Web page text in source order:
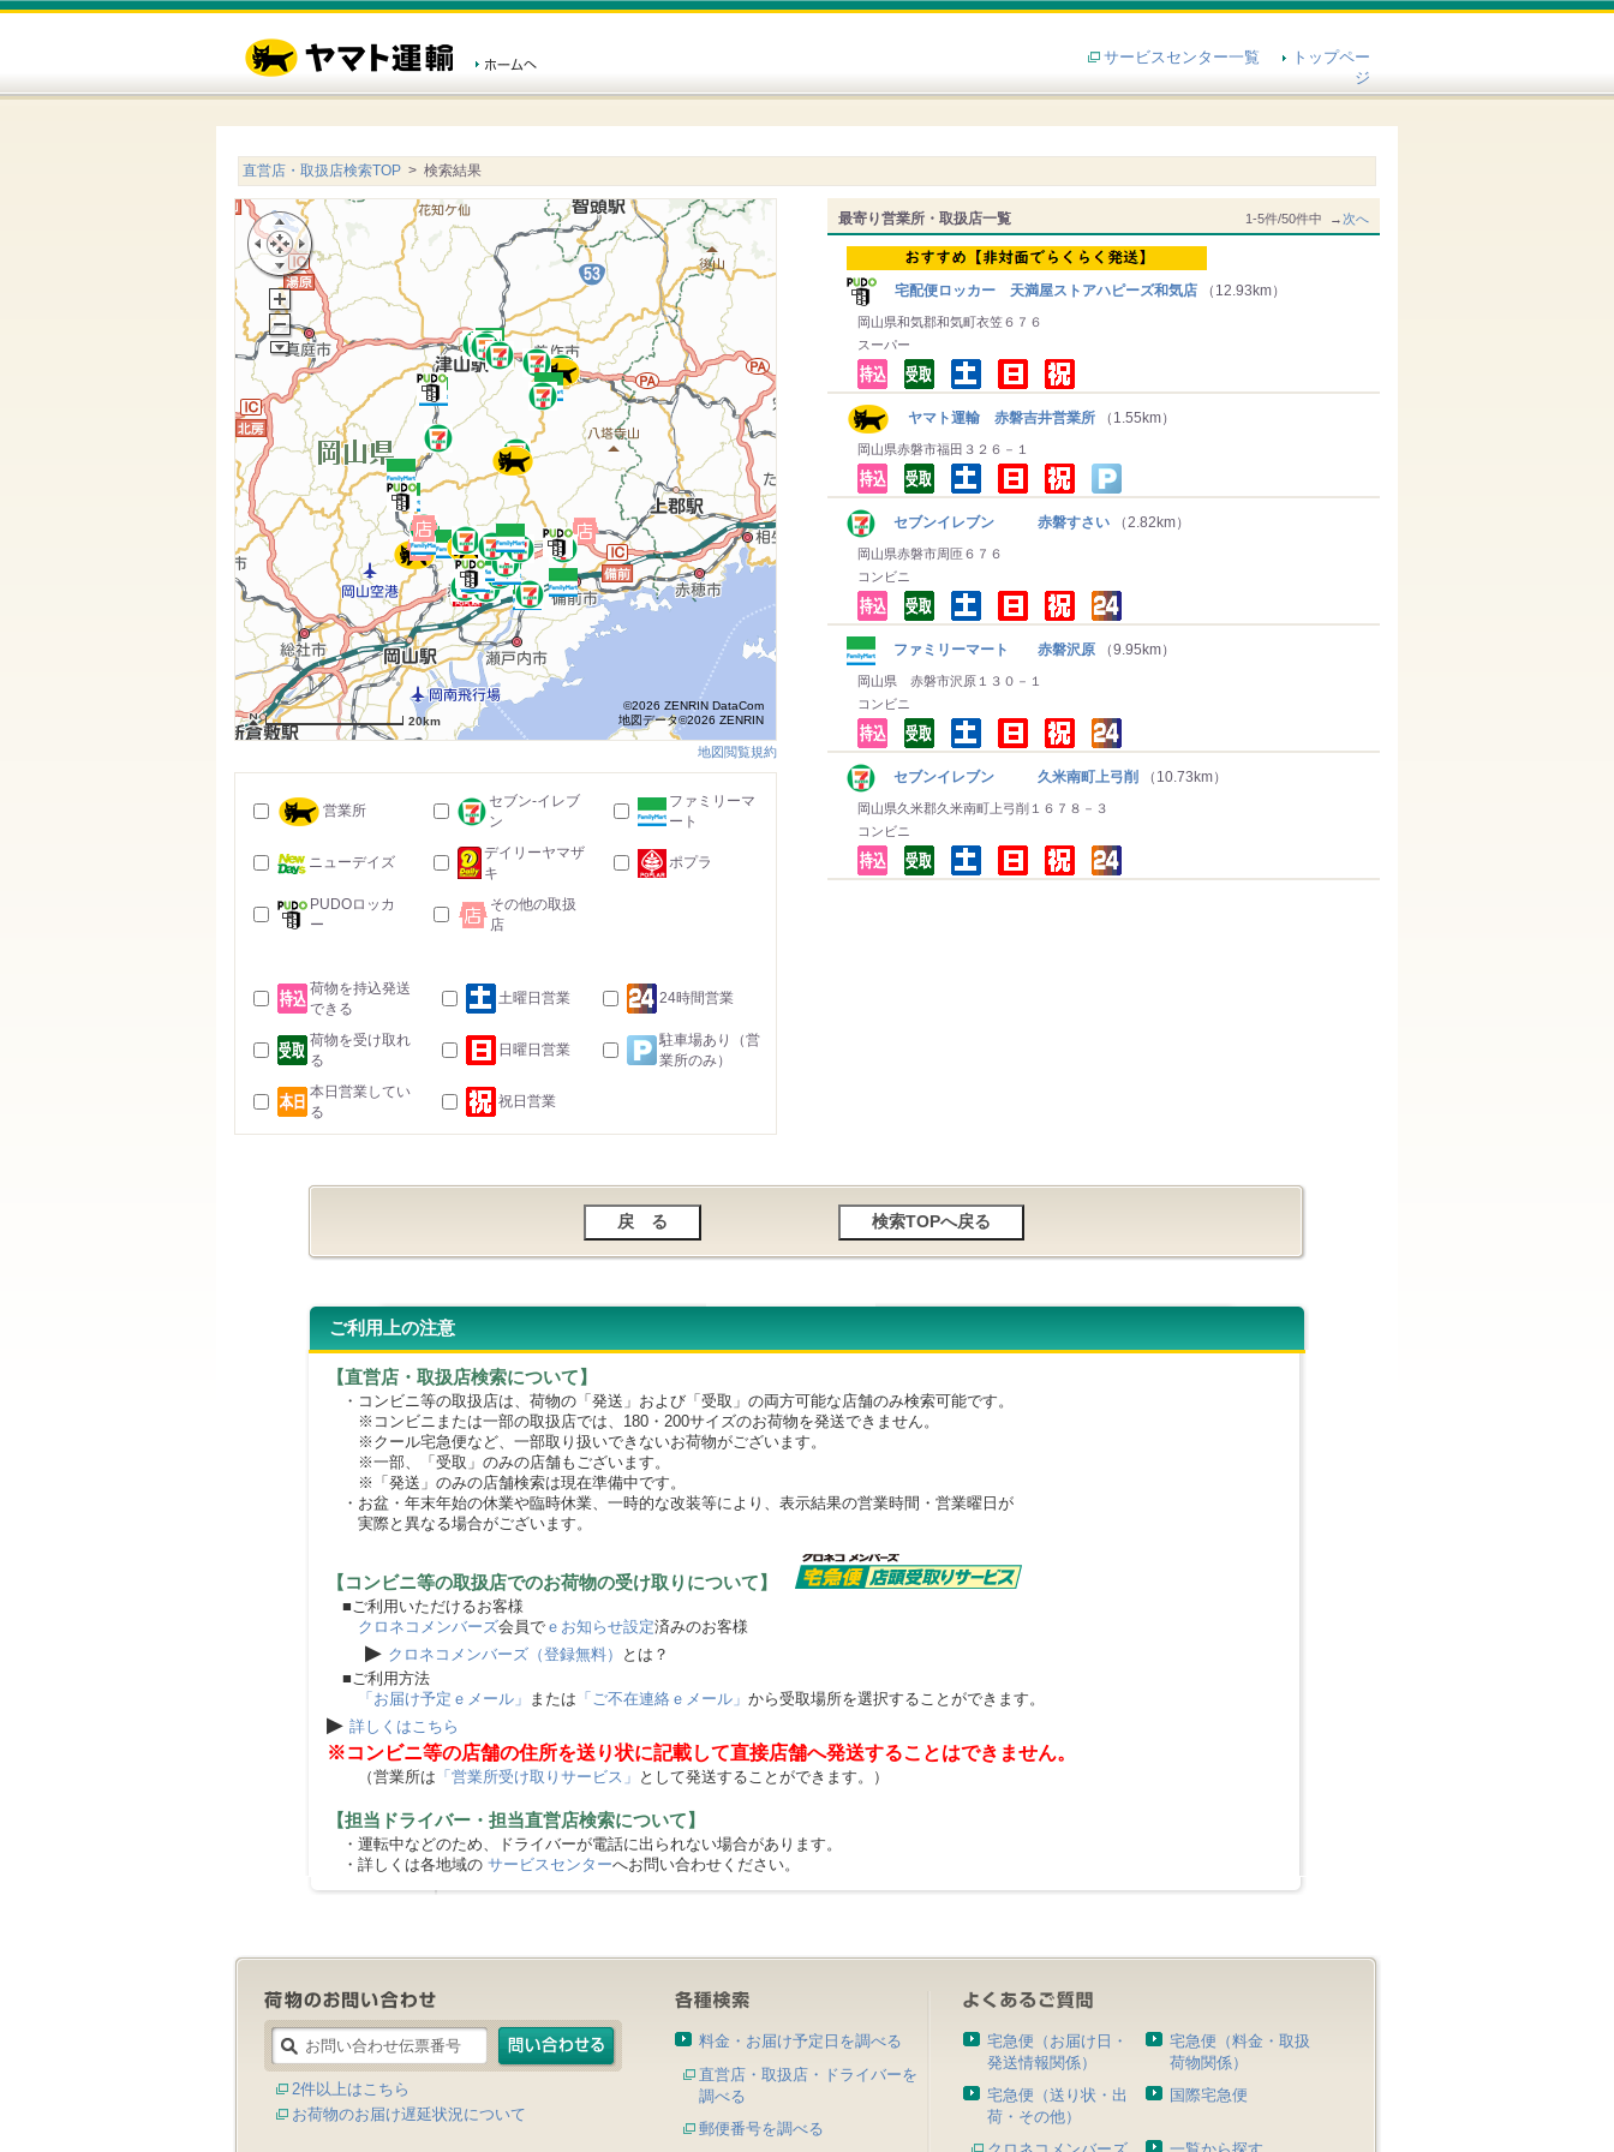
サービスセンター一覧
トップペー
ジ
直営店・取扱店検索TOP > 検索結果
最寄り営業所・取扱店一覧 1-5件/50件中 →次へ
宅配便ロッカー 天満屋ストアハピーズ和気店 （12.93km）
岡山県和気郡和気町衣笠６７６
スーパー
ヤマト運輸 赤磐吉井営業所 （1.55km）
岡山県赤磐市福田３２６－１
セブンイレブン 赤磐すさい （2.82km）
岡山県赤磐市周匝６７６
コンビニ
ファミリーマート 赤磐沢原 （9.95km）
岡山県 赤磐市沢原１３０－１
コンビニ
セブンイレブン 久米南町上弓削 （10.73km）
岡山県久米郡久米南町上弓削１６７８－３
コンビニ
20km
©2026 ZENRIN DataCom
地図データ©2026 ZENRIN
地図閲覧規約
営業所
セブン-イレブ
ン
ファミリーマ
ート
ニューデイズ
デイリーヤマザ
キ
ポプラ
PUDOロッカ
ー
その他の取扱
店
荷物を持込発送
できる
土曜日営業 24時間営業
荷物を受け取れ
る
日曜日営業
駐車場あり（営
業所のみ）
本日営業してい
る
祝日営業
ご利用上の注意
【直営店・取扱店検索について】
・コンビニ等の取扱店は、荷物の「発送」および「受取」の両方可能な店舗のみ検索可能です。
※コンビニまたは一部の取扱店では、180・200サイズのお荷物を発送できません。
※クール宅急便など、一部取り扱いできないお荷物がございます。
※一部、「受取」のみの店舗もございます。
※「発送」のみの店舗検索は現在準備中です。
・お盆・年末年始の休業や臨時休業、一時的な改装等により、表示結果の営業時間・営業曜日が
実際と異なる場合がございます。
【コンビニ等の取扱店でのお荷物の受け取りについて】
■ご利用いただけるお客様
クロネコメンバーズ会員で ｅお知らせ設定済みのお客様
▶ クロネコメンバーズ（登録無料）
とは？
■ご利用方法
「お届け予定ｅメール」 または 「ご不在連絡ｅメール」 から受取場所を選択することができます。
▶ 詳しくはこちら
※コンビニ等の店舗の住所を送り状に記載して直接店舗へ発送することはできません。
（営業所は 「営業所受け取りサービス」 として発送することができます。）
【担当ドライバー・担当直営店検索について】
・運転中などのため、ドライバーが電話に出られない場合があります。
・詳しくは各地域の サービスセンターへお問い合わせください。
2件以上はこちら
お荷物のお届け遅延状況について
料金・お届け予定日を調べる
直営店・取扱店・ドライバーを
調べる
郵便番号を調べる
宅急便（お届け日・
発送情報関係）
宅急便（料金・取扱
荷物関係）
宅急便（送り状・出
荷・その他）
国際宅急便